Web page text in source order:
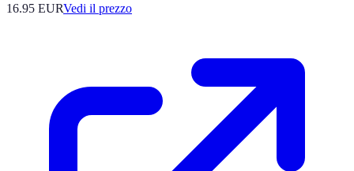
16.95 EURVedi il prezzo